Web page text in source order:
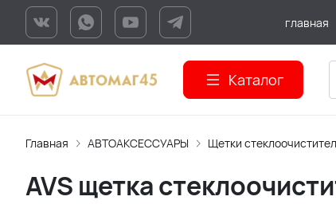
главная
Каталог
Главная АВТОАКСЕССУАРЫ Щетки
AVS щетка